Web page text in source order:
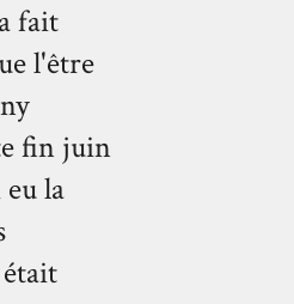
fait
l'être
fin juin
la